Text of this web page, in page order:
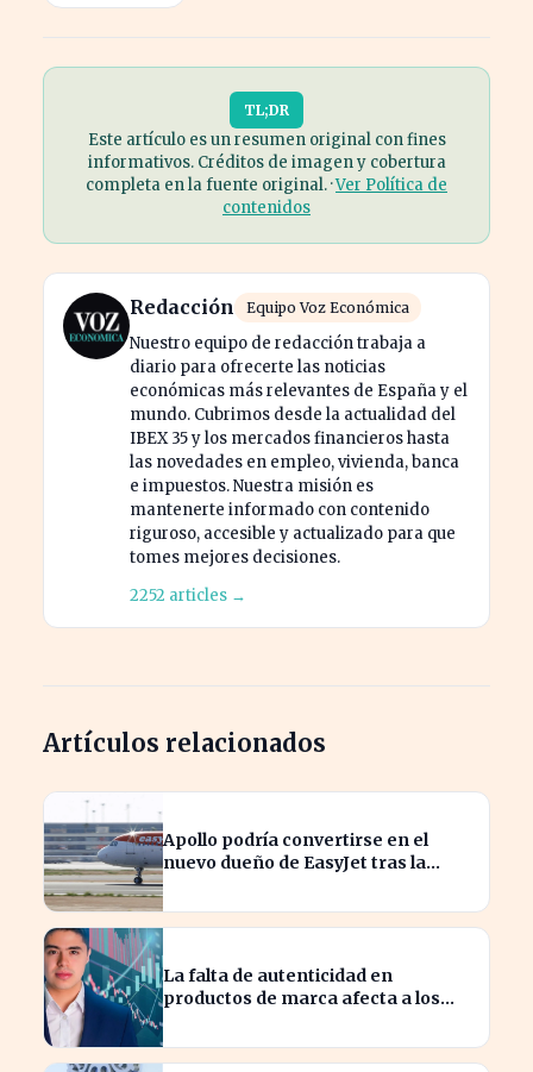
TL;DR
Este artículo es un resumen original con fines
informativos. Créditos de imagen y cobertura
completa en la fuente original. ·Ver Política de
contenidos
Redacción Equipo Voz Económica
Nuestro equipo de redacción trabaja a
diario para ofrecerte las noticias
económicas más relevantes de España y el
mundo. Cubrimos desde la actualidad del
IBEX 35 y los mercados financieros hasta
las novedades en empleo, vivienda, banca
e impuestos. Nuestra misión es
mantenerte informado con contenido
riguroso, accesible y actualizado para que
tomes mejores decisiones.
2252 articles →
Artículos relacionados
Apollo podría convertirse en el
nuevo dueño de EasyJet tras la
La falta de autenticidad en
productos de marca afecta a los